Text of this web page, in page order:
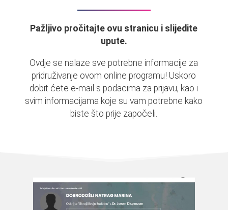
Pažljivo pročitajte ovu stranicu i slijedite
upute.
Ovdje se nalaze sve potrebne informacije za
pridruživanje ovom online programu! Uskoro
dobit ćete e-mail s podacima za prijavu, kao i
svim informacijama koje su vam potrebne kako
biste što prije započeli.